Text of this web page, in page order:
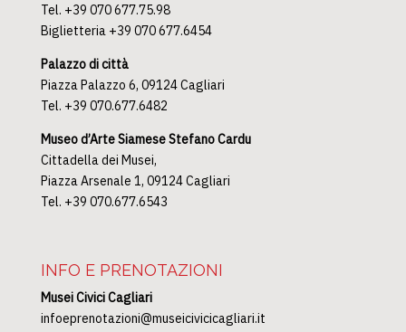
Tel. +39 070 677.75.98
Biglietteria +39 070 677.6454
Palazzo di città
Piazza Palazzo 6, 09124 Cagliari
Tel. +39 070.677.6482
Museo d’Arte Siamese Stefano Cardu
Cittadella dei Musei,
Piazza Arsenale 1, 09124 Cagliari
Tel. +39 070.677.6543
INFO E PRENOTAZIONI
Musei Civici Cagliari
infoeprenotazioni@museicivicicagliari.it